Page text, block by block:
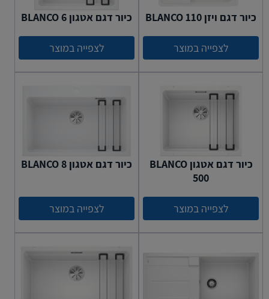
כיור דגם ויזן 110 BLANCO
לצפייה במוצר
כיור דגם אטגון BLANCO 6
לצפייה במוצר
כיור דגם אטגון BLANCO
500
לצפייה במוצר
כיור דגם אטגון BLANCO 8
לצפייה במוצר